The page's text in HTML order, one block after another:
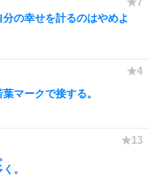
の幸せを計るのはやめよ
マークで接する。
。